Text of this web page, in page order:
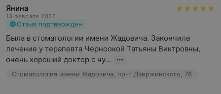
Янина
13 февраля 2026
Отзыв подтвержден
Была в стоматологии имени Жадовича. Закончила
лечение у терапевта Черноокой Татьяны Виктровны,
очень хороший доктор с чу...
Стоматология имени Жадовича, пр-т Дзержинского, 78